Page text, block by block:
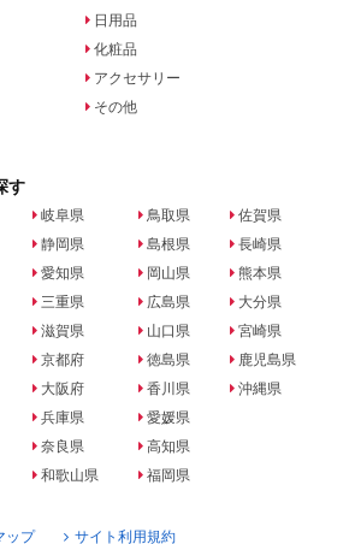
日用品
化粧品
アクセサリー
その他
す
岐阜県
静岡県
愛知県
三重県
滋賀県
京都府
大阪府
兵庫県
奈良県
和歌山県
鳥取県
島根県
岡山県
広島県
山口県
徳島県
香川県
愛媛県
高知県
福岡県
佐賀県
長崎県
熊本県
大分県
宮崎県
鹿児島県
沖縄県
ップ サイト利用規約